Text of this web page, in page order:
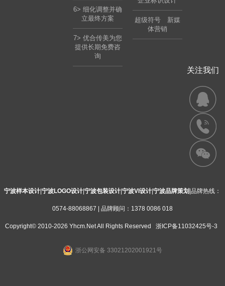
6> 细化调整并确
立最终方案
7> 优合传美为您
提供长期免费咨
询
超级符号 新媒
体营销
关注我们
宁波样本设计 宁波LOGO设计 宁波包装设计 宁波VI设计 宁波品牌策划 |品牌热线：
0574-88068867 | 品牌顾问：1378 0086 018
Copyright© 2010-2026 Yhcm.Net All Rights Reserved 浙ICP备11032425号-3
浙公网安备 33021202001921号